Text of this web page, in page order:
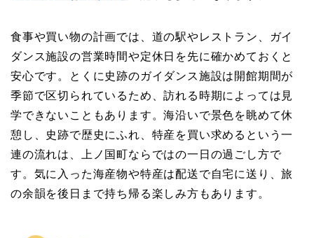
食事や買い物の計画では、道の駅やレストラン、ガイ
ダンス施設の営業時間や定休日を先に確かめておくと
安心です。とくに史跡のガイダンス施設は開館期間が
季節で区切られているため、訪れる時期によっては見
学できないこともあります。海沿いで景色を眺めて休
憩し、史跡で歴史にふれ、特産を買い求めるという一
連の流れは、上ノ国町ならではの一日の過ごし方で
す。気に入った海産物や特産は配送で自宅に送り、旅
の余韻を後日まで持ち帰る楽しみ方もあります。